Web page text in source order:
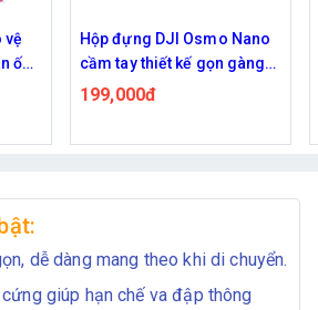
vệ
ống
Hộp đựng DJI Osmo Nano
cầm tay thiết kế gọn gàng
tiện mang theo
199,000đ
dễ dàng mang theo khi di chuyển.
giúp hạn chế va đập thông